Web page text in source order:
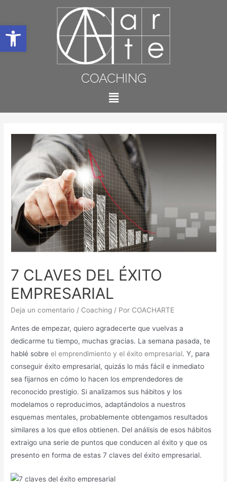
Abrir barra de herramientas
COACHING
7 CLAVES DEL ÉXITO
EMPRESARIAL
Deja un comentario / Coaching / Por COACHARTE
Antes de empezar, quiero agradecerte que vuelvas a
dedicarme tu tiempo, muchas gracias. La semana pasada, te
hablé sobreel emprendimiento y el éxito empresarial. Y, para
conseguir éxito empresarial, quizás lo más fácil e inmediato
sea fijarnos en cómo lo hacen los emprendedores de
reconocido prestigio. Si analizamos sus hábitos y los
modelamos o reproducimos, adaptándolos a nuestros
esquemas mentales, probablemente obtengamos resultados
similares a los que ellos obtienen. Del análisis de esos hábitos
extraigo una serie de puntos que conducen al éxito y que os
presento en forma de estas 7 claves del éxito empresarial.